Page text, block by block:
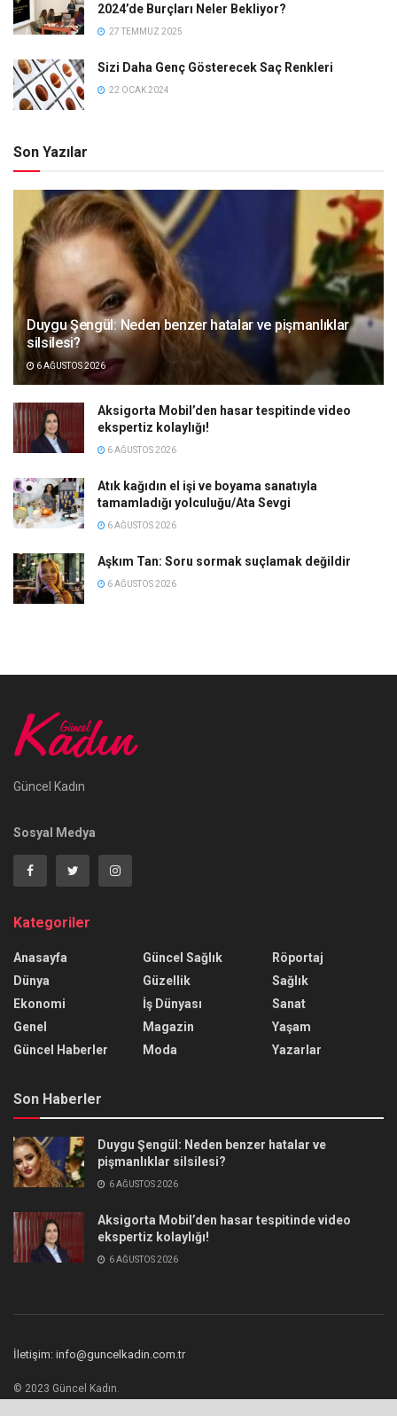
2024’de Burçları Neler Bekliyor?
27 TEMMUZ 2025
Sizi Daha Genç Gösterecek Saç Renkleri
22 OCAK 2024
Son Yazılar
Duygu Şengül: Neden benzer hatalar ve pişmanlıklar
silsilesi?
6 AĞUSTOS 2026
Aksigorta Mobil’den hasar tespitinde video
ekspertiz kolaylığı!
6 AĞUSTOS 2026
Atık kağıdın el işi ve boyama sanatıyla
tamamladığı yolculuğu/Ata Sevgi
6 AĞUSTOS 2026
Aşkım Tan: Soru sormak suçlamak değildir
6 AĞUSTOS 2026
Güncel Kadın
Sosyal Medya
Kategoriler
Anasayfa
Dünya
Ekonomi
Genel
Güncel Haberler
Güncel Sağlık
Güzellik
İş Dünyası
Magazin
Moda
Röportaj
Sağlık
Sanat
Yaşam
Yazarlar
Son Haberler
Duygu Şengül: Neden benzer hatalar ve
pişmanlıklar silsilesi?
6 AĞUSTOS 2026
Aksigorta Mobil’den hasar tespitinde video
ekspertiz kolaylığı!
6 AĞUSTOS 2026
İletişim: info@guncelkadin.com.tr
© 2023 Güncel Kadın.